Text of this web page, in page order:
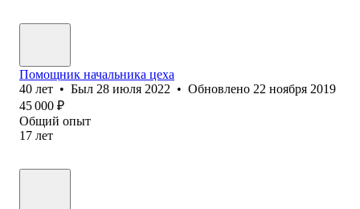
Помощник начальника цеха
40 лет • Был 28 июля 2022 • Обновлено 22 ноября 2019
45 000 ₽
Общий опыт
17 лет